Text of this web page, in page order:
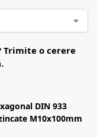
Trimite o cerere
DIN 933
M10x100mm